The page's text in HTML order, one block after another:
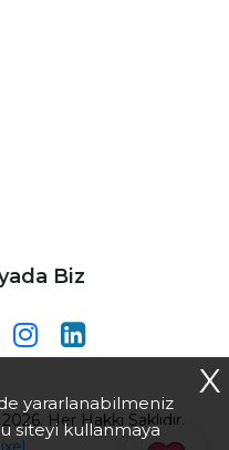
Biz
Her Hakkı Saklıdır.
yararlanabilmeniz
siteyi kullanmaya
X